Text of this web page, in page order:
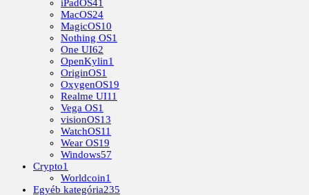
iPadOS41
MacOS24
MagicOS10
Nothing OS1
One UI62
OpenKylin1
OriginOS1
OxygenOS19
Realme UI11
Vega OS1
visionOS13
WatchOS11
Wear OS19
Windows57
Crypto1
Worldcoin1
Egyéb kategória235